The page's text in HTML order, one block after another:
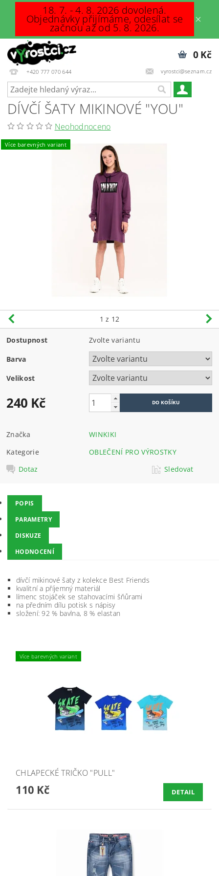
18. 7. - 4. 8. 2026 dovolená.
Objednávky přijímáme, odesílat se
začnou až od 5. 8. 2026.
+420 777 070 644 vyrostci@seznam.cz
0 Kč
DÍVČÍ ŠATY MIKINOVÉ "YOU"
Neohodnoceno
Více barevných variant
1 z 12
Dostupnost Zvolte variantu
Barva
Velikost
240 Kč
Značka
WINKIKI
Kategorie
OBLEČENÍ PRO VÝROSTKY
Dotaz
Sledovat
POPIS
PARAMETRY
DISKUZE
HODNOCENÍ
dívčí mikinové šaty z kolekce Best Friends
kvalitní a příjemný materiál
límenc stojáček se stahovacími šňůrami
na předním dílu potisk s nápisy
složení: 92 % bavlna, 8 % elastan
Více barevných variant
CHLAPECKÉ TRIČKO "PULL"
110 Kč DETAIL